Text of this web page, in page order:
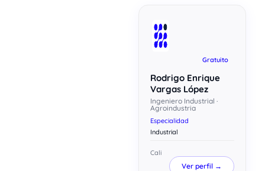
Gratuito
Rodrigo Enrique
Vargas López
Ingeniero Industrial ·
Agroindustria
Especialidad
Industrial
Cali
Ver perfil →